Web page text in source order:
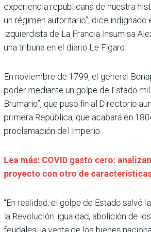
experiencia republicana de nuestra
un régimen autoritario”, dice indignado
izquierdista de La Francia Insumisa
una tribuna en el diario Le Figaro.
En noviembre de 1799, el general
poder mediante un golpe de Estado
Brumario”, que puso fin al Directorio
primera República, que acabará en
proclamación del Imperio.
Lea más: COVID gasto cero:
proyecto con otro de
“En realidad, el golpe de Estado salvó
la Revolución: igualdad, abolición de